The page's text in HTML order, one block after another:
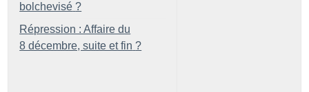
bolchevisé ?
Répression : Affaire du
8 décembre, suite et fin ?